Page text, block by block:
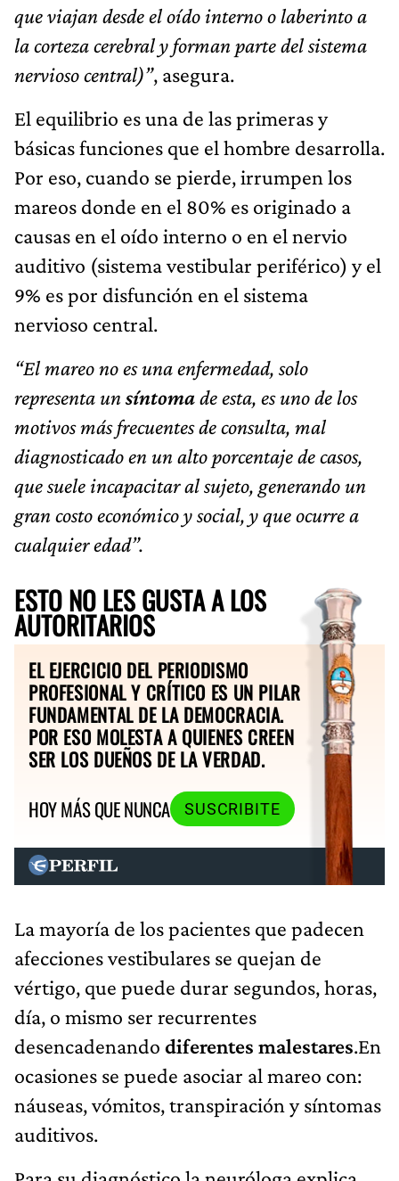
que viajan desde el oído interno o laberinto a
la corteza cerebral y forman parte del sistema
nervioso central)”, asegura.
El equilibrio es una de las primeras y
básicas funciones que el hombre desarrolla.
Por eso, cuando se pierde, irrumpen los
mareos donde en el 80% es originado a
causas en el oído interno o en el nervio
auditivo (sistema vestibular periférico) y el
9% es por disfunción en el sistema
nervioso central.
“El mareo no es una enfermedad, solo
representa unsíntomade esta, es uno de los
motivos más frecuentes de consulta, mal
diagnosticado en un alto porcentaje de casos,
que suele incapacitar al sujeto, generando un
gran costo económico y social, y que ocurre a
cualquier edad”.
ESTO NO LES GUSTA A LOS
AUTORITARIOS
EL EJERCICIO DEL PERIODISMO
PROFESIONAL Y CRÍTICO ES UN PILAR
FUNDAMENTAL DE LA DEMOCRACIA.
POR ESO MOLESTA A QUIENES CREEN
SER LOS DUEÑOS DE LA VERDAD.
HOY MÁS QUE NUNCA
SUSCRIBITE
La mayoría de los pacientes que padecen
afecciones vestibulares se quejan de
vértigo, que puede durar segundos, horas,
día, o mismo ser recurrentes
desencadenando diferentes malestares.En
ocasiones se puede asociar al mareo con:
náuseas, vómitos, transpiración y síntomas
auditivos.